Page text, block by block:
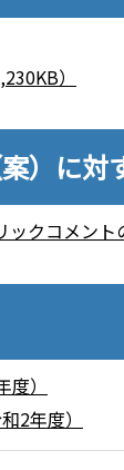
）
）に対
クコメント
）
2年度）